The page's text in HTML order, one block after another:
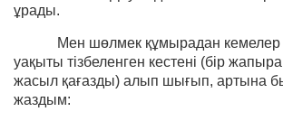
ұрады.
Мен шөлмек құмырадан
уақыты тізбеленген кестені (бір
жасыл қағазды) алып шығып, артына
жаздым: